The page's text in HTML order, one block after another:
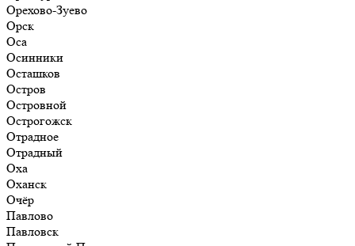
Орехово-Зуево
Орск
Оса
Осинники
Осташков
Остров
Островной
Острогожск
Отрадное
Отрадный
Оха
Оханск
Очёр
Павлово
Павловск